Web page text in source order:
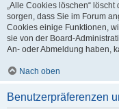
„Alle Cookies löschen“
sorgen, dass Sie im Forum
Cookies einige Funktionen,
sie von der Board-
An- oder Abmeldung haben,
Nach oben
Benutzerpräferenzen